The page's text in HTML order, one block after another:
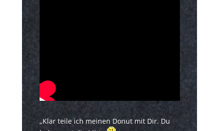
„Klar teile ich meinen Donut mit Dir. Du